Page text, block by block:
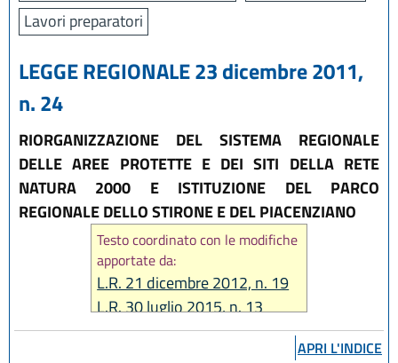
Lavori preparatori
LEGGE REGIONALE 23 dicembre 2011,
n. 24
RIORGANIZZAZIONE DEL SISTEMA REGIONALE
DELLE AREE PROTETTE E DEI SITI DELLA RETE
NATURA 2000 E ISTITUZIONE DEL PARCO
REGIONALE DELLO STIRONE E DEL PIACENZIANO
Testo coordinato con le modifiche
apportate da:
L.R. 21 dicembre 2012, n. 19
L.R. 30 luglio 2015, n. 13
L.R. 27 dicembre 2018, n. 24
APRI L'INDICE